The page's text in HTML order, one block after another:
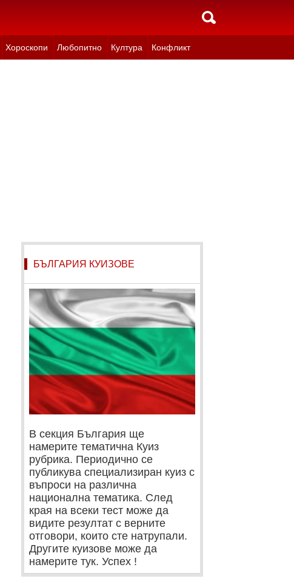
Хороскопи Любопитно Култура Конфликт
БЪЛГАРИЯ КУИЗОВЕ
В секция България ще
намерите тематична Куиз
рубрика. Периодично се
публикува специализиран куиз с
въпроси на различна
национална тематика. След
края на всеки тест може да
видите резултат с верните
отговори, които сте натрупали.
Другите куизове може да
намерите тук. Успех !